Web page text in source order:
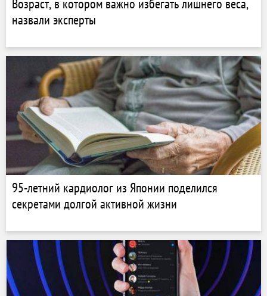
Возраст, в котором важно избегать лишнего веса,
назвали эксперты
95-летний кардиолог из Японии поделился
секретами долгой активной жизни